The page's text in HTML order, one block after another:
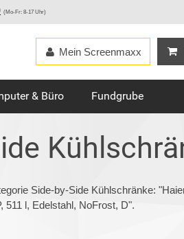
(Mo-Fr: 8-17 Uhr)
Mein Screenmaxx
& Büro Fundgrube
Side-by-Side Kühlschränke:
511 l, Edelstahl, NoFrost, D".